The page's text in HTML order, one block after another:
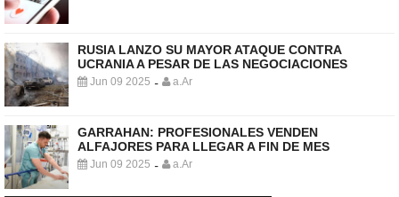
RUSIA LANZO SU MAYOR ATAQUE CONTRA
UCRANIA A PESAR DE LAS NEGOCIACIONES
Jun 09 2025 - a.Ar
GARRAHAN: PROFESIONALES VENDEN
ALFAJORES PARA LLEGAR A FIN DE MES
Jun 09 2025 - a.Ar